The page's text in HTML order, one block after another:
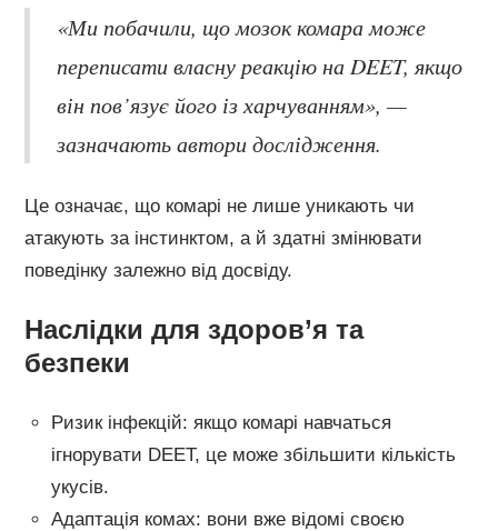
«Ми побачили, що мозок комара може
переписати власну реакцію на DEET, якщо
він пов’язує його із харчуванням», —
зазначають автори дослідження.
Це означає, що комарі не лише уникають чи
атакують за інстинктом, а й здатні змінювати
поведінку залежно від досвіду.
Наслідки для здоров’я та
безпеки
Ризик інфекцій: якщо комарі навчаться
ігнорувати DEET, це може збільшити кількість
укусів.
Адаптація комах: вони вже відомі своєю